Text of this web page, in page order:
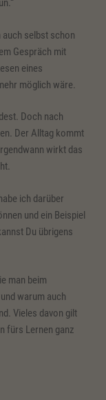
selbst schon
Gespräch mit
eines
möglich wäre.
Doch nach
Der Alltag kommt
wirkt das
ich darüber
und ein Beispiel
Du übrigens
man beim
warum auch
Vieles davon gilt
fürs Lernen ganz